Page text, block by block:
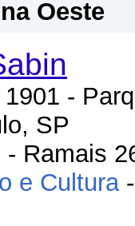
Oeste
-
SP
- Ramais
e Cultura